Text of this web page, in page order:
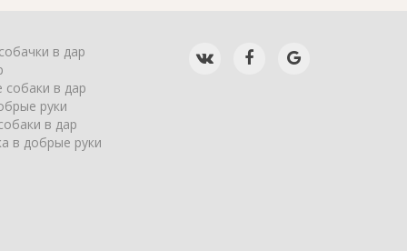
в дар
собаки в дар
руки
в дар
в добрые руки